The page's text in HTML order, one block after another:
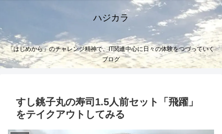
ハジカラ
「はじめから」のチャレンジ精神で、IT関連中心に日々の体験をつづっていく
ブログ
すし銚子丸の寿司1.5人前セット「飛躍」
をテイクアウトしてみる